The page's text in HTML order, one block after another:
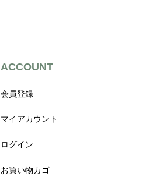
ACCOUNT
会員登録
マイアカウント
ログイン
お買い物カゴ